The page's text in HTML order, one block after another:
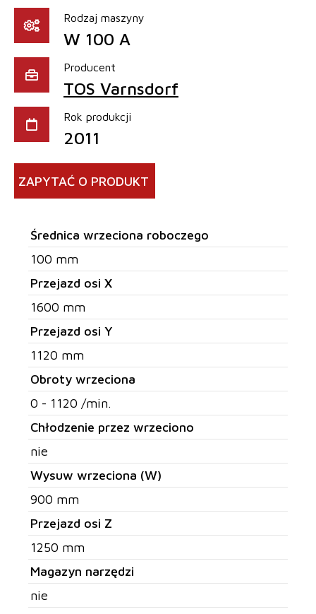
Rodzaj maszyny
W 100 A
Producent
TOS Varnsdorf
Rok produkcji
2011
ZAPYTAĆ O PRODUKT
Średnica wrzeciona roboczego
100 mm
Przejazd osi X
1600 mm
Przejazd osi Y
1120 mm
Obroty wrzeciona
0 - 1120 /min.
Chłodzenie przez wrzeciono
nie
Wysuw wrzeciona (W)
900 mm
Przejazd osi Z
1250 mm
Magazyn narzędzi
nie